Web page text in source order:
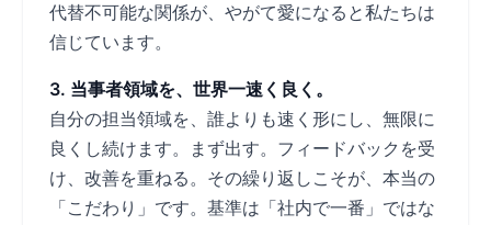
代替不可能な関係が、やがて愛になると私たちは
信じています。
3. 当事者領域を、世界一速く良く。
自分の担当領域を、誰よりも速く形にし、無限に
良くし続けます。まず出す。フィードバックを受
け、改善を重ねる。その繰り返しこそが、本当の
「こだわり」です。基準は「社内で一番」ではな